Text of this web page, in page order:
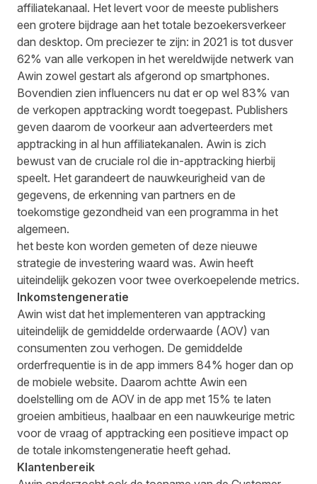
affiliatekanaal. Het levert voor de meeste publishers
een grotere bijdrage aan het totale bezoekersverkeer
dan desktop. Om preciezer te zijn: in 2021 is tot dusver
62% van alle verkopen in het wereldwijde netwerk van
Awin zowel gestart als afgerond op smartphones.
Bovendien zien influencers nu dat er op wel 83% van
de verkopen apptracking wordt toegepast. Publishers
geven daarom de voorkeur aan adverteerders met
apptracking in al hun affiliatekanalen. Awin is zich
bewust van de cruciale rol die in-apptracking hierbij
speelt. Het garandeert de nauwkeurigheid van de
gegevens, de erkenning van partners en de
toekomstige gezondheid van een programma in het
algemeen.
het beste kon worden gemeten of deze nieuwe
strategie de investering waard was. Awin heeft
uiteindelijk gekozen voor twee overkoepelende metrics.
Inkomstengeneratie
Awin wist dat het implementeren van apptracking
uiteindelijk de gemiddelde orderwaarde (AOV) van
consumenten zou verhogen. De gemiddelde
orderfrequentie is in de app immers 84% hoger dan op
de mobiele website. Daarom achtte Awin een
doelstelling om de AOV in de app met 15% te laten
groeien ambitieus, haalbaar en een nauwkeurige metric
voor de vraag of apptracking een positieve impact op
de totale inkomstengeneratie heeft gehad.
Klantenbereik